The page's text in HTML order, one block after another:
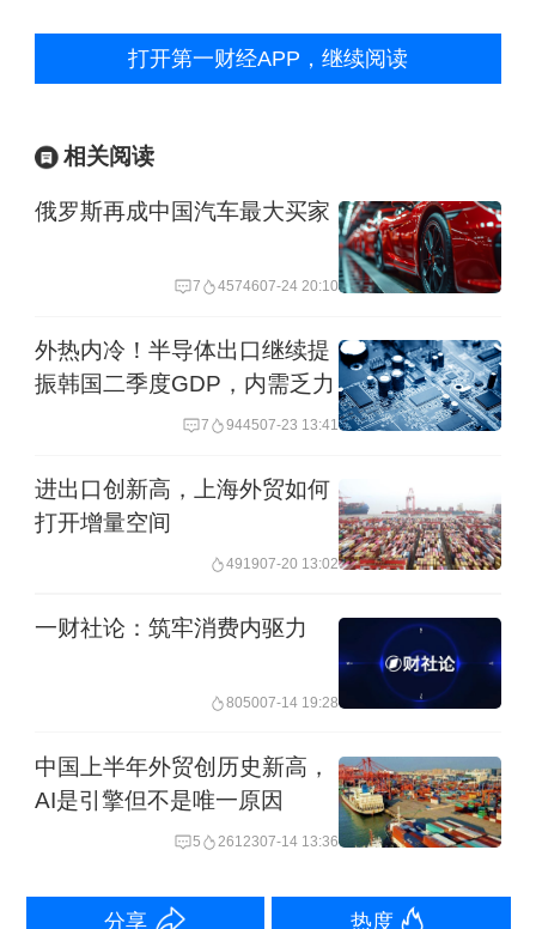
总署发布公告，对中重稀土相关物项实
要应用于军工领域的钐钴永磁材料以
料。
对此，中国有色金属工业协会6日晚间公
开评论称，稀土相关物项具有军民两用
属性，中国政府此次充分借鉴国际做
法，对稀土有关物项实施出口管制，体
现出坚定维护世界和平和安全的决心。
“从企业过往实践来看，只要不从事损害
动，出口管制不会影响企业的正常经营
贸易等活动，更不会影响国际产业链供
会表示。
稀土作为对抗关税扰动的出口替代品
种，具有重要战略地位。据第一财经记
打开第一财经APP，继续阅读
相关阅读
俄罗斯再成中国汽车最大买家
7 4574607-24 20:10
外热内冷！半导体出口继续提
振韩国二季度GDP，内需乏力
7 944507-23 13:41
进出口创新高，上海外贸如何
打开增量空间
491907-20 13:02
一财社论：筑牢消费内驱力
805007-14 19:28
中国上半年外贸创历史新高，
AI是引擎但不是唯一原因
5 2612307-14 13:36
分享 热度